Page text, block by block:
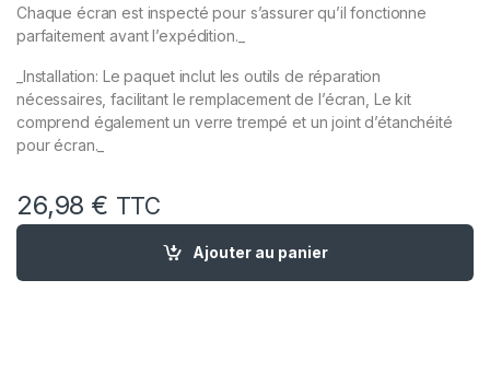
Chaque écran est inspecté pour s’assurer qu’il fonctionne
parfaitement avant l’expédition._
_Installation: Le paquet inclut les outils de réparation
nécessaires, facilitant le remplacement de l’écran, Le kit
comprend également un verre trempé et un joint d’étanchéité
pour écran._
26,98 € TTC
quantité de Ecran Remplacement pour iPhone 13 incell +
Ajouter au panier